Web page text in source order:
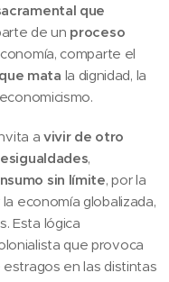
que
de un proceso
comparte el
mata la dignidad, la
avivir de otro
,
sin límite, por la
economía globalizada,
Esta lógica
que provoca
en las distintas